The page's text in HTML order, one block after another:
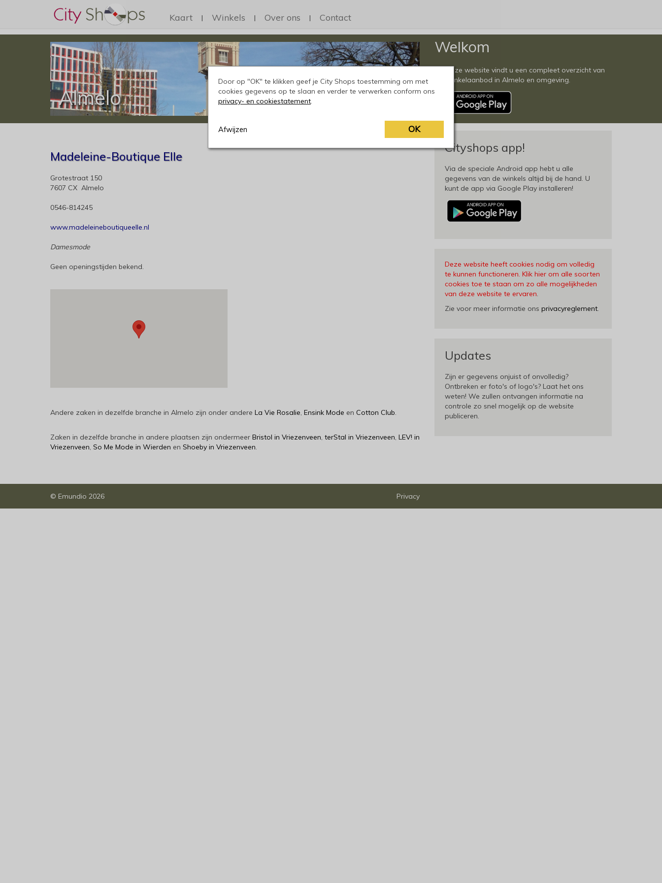
Kaart | Winkels | Over ons | Contact
Almelo
Welkom
Op deze website vindt u een compleet overzicht van
het winkelaanbod in Almelo en omgeving.
Madeleine-Boutique Elle
Grotestraat 150
7607 CX Almelo
0546-814245
www.madeleineboutiqueelle.nl
Damesmode
Geen openingstijden bekend.
Andere zaken in dezelfde branche in Almelo zijn onder andere La Vie Rosalie, Ensink Mode en Cotton Club.
Zaken in dezelfde branche in andere plaatsen zijn ondermeer Bristol in Vriezenveen, terStal in Vriezenveen, LEV! in
Vriezenveen, So Me Mode in Wierden en Shoeby in Vriezenveen.
Cityshops app!
Via de speciale Android app hebt u alle
gegevens van de winkels altijd bij de hand. U
kunt de app via Google Play installeren!
Deze website heeft cookies nodig om volledig
te kunnen functioneren. Klik hier om alle soorten
cookies toe te staan om zo alle mogelijkheden
van deze website te ervaren.
Zie voor meer informatie ons privacyreglement.
Updates
Zijn er gegevens onjuist of onvolledig?
Ontbreken er foto's of logo's? Laat het ons
weten! We zullen ontvangen informatie na
controle zo snel mogelijk op de website
publiceren.
© Emundio 2026 Privacy
Door op "OK" te klikken geef je City Shops toestemming om met
cookies gegevens op te slaan en verder te verwerken conform ons
privacy- en cookiestatement.
Afwijzen OK